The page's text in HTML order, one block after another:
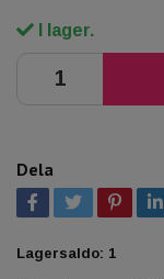
I lager.
Dela
Lagersaldo: 1